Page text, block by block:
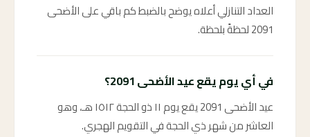
العداد التنازلي أعلاه يوضح بالضبط كم باقي على الأضحى
2091 لحظةً بلحظة.
في أي يوم يقع عيد الأضحى 2091؟
عيد الأضحى 2091 يقع يوم ١١ ذو الحجة ١٥١٢ هـ، وهو
العاشر من شهر ذي الحجة في التقويم الهجري.